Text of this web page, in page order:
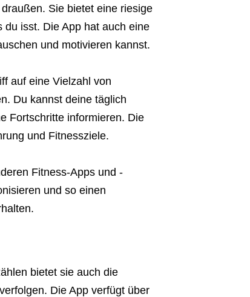
Sie bietet eine riesige
isst. Die App hat auch eine
und motivieren kannst.
auf eine Vielzahl von
Du kannst deine täglich
Fortschritte informieren. Die
und Fitnessziele.
Fitness-Apps und -
und so einen
bietet sie auch die
Die App verfügt über